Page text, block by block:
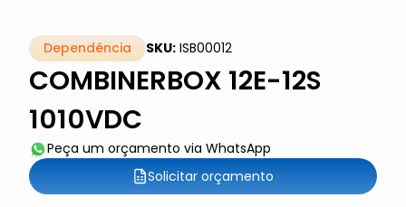
Dependência SKU: ISB00012
COMBINERBOX 12E-12S
1010VDC
Peça um orçamento via WhatsApp
Solicitar orçamento